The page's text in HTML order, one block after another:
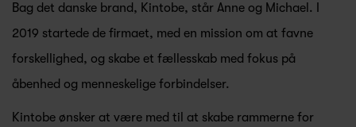
Bag det danske brand, Kintobe, står Anne og Michael. I
2019 startede de firmaet, med en mission om at favne
forskellighed, og skabe et fællesskab med fokus på
åbenhed og menneskelige forbindelser.
Kintobe ønsker at være med til at skabe rammerne for